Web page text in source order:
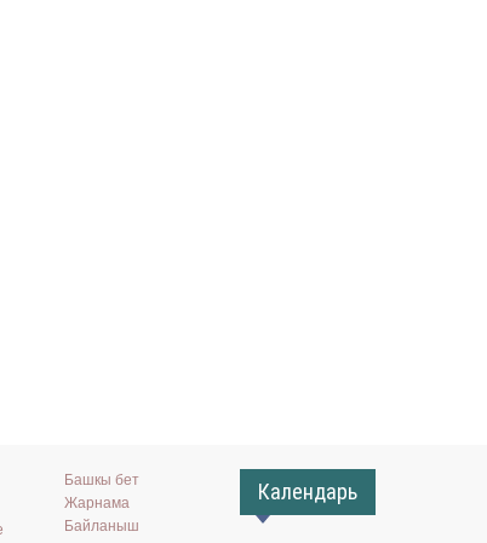
Башкы бет
Жарнама
Байланыш
Календарь